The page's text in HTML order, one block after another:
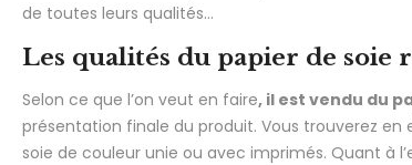
de toutes leurs qualités…
Les qualités du papier de soie
Selon ce que l’on veut en faire, il est vendu du
présentation finale du produit. Vous trouverez
soie de couleur unie ou avec imprimés. Quant à